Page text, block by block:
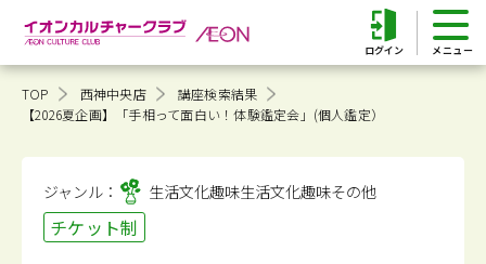
ログイン
TOP 西神中央店
講座検索結果
【2026夏企画】「手相って面白い！体験鑑定会」(個人鑑定）
ジャンル： 生活文化趣味生活文化趣味その他
チケット制